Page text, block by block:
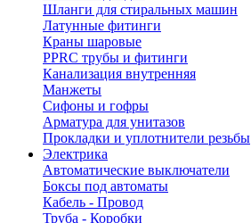
Шланги для стиральных машин
Латунные фитинги
Краны шаровые
PPRC трубы и фитинги
Канализация внутренняя
Манжеты
Сифоны и гофры
Арматура для унитазов
Прокладки и уплотнители резьбы
Электрика
Автоматические выключатели
Боксы под автоматы
Кабель - Провод
Труба - Коробки